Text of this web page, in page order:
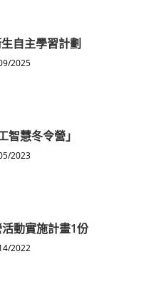
自主學習計劃
2025
智慧冬令營」
2023
動實施計畫1份
2022